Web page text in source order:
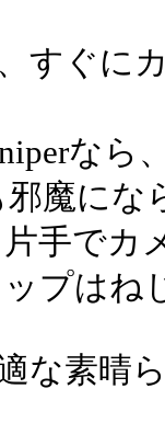
すぐに
なら
魔にな
手でカ
プはね
な素晴